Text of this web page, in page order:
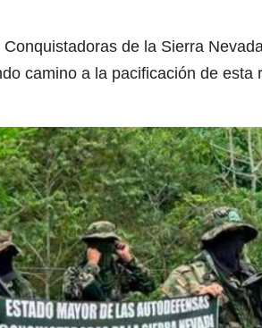
de la Sierra
camino a la pacificación de esta